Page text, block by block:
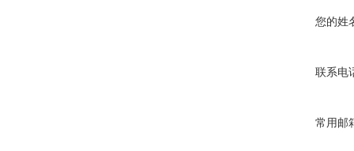
您的姓
联系电
常用邮